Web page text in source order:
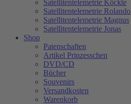
Satellitentelemetrie Köckte
Satellitentelemetrie Rolando
Satellitentelemetrie Magnus
Satellitentelemetrie Jonas
Shop
Patenschaften
Artikel Prinzesschen
DVD/CD
Bücher
Souvenirs
Versandkosten
Warenkorb